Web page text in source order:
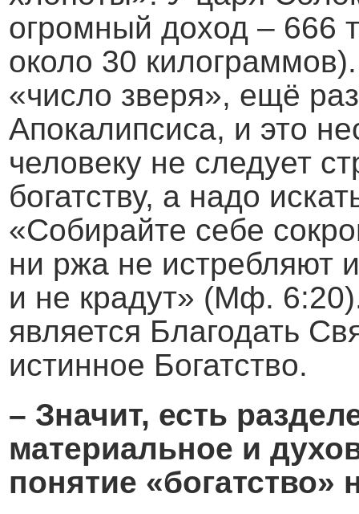
огромный доход – 666
около 30
«число зверя», ещё
Апокалипсиса, и это
человеку не следует
богатству, а надо
«Собирайте себе
ни ржа не истребляют
и не крадут» (Мф.
является Благодать
истинное Богатство.
– Значит, есть
материальное и
понятие